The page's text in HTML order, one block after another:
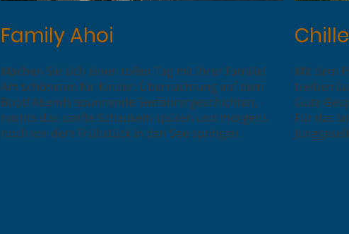
Family Ahoi
Machen Sie sich einen tollen Tag mit Ihrer Familie!
Am schönsten für Kinder: Übernachtung auf dem
Boot! Abends spannende Seefahrergeschichten,
nachts das sanfte Schaukeln spüren und morgens
noch vor dem Frühstück in den See springen.
Mit dem
treiben
Gute
Für das